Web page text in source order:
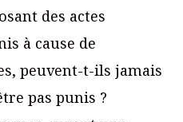
des actes
à cause de
peuvent-t-ils jamais
pas punis ?